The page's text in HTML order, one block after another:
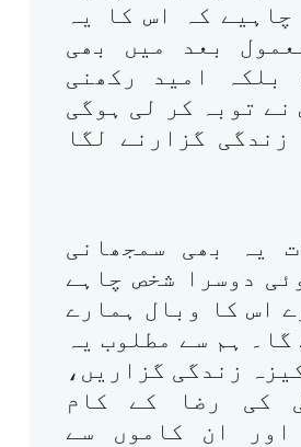
چاہیے کہ اس کا یہ
بعد میں بھی
بلکہ امید رکھنی
نے توبہ کر لی ہوگی
زندگی گزارنے لگا
یہ بھی سمجھانی
دوسرا شخص چاہے
اس کا وبال ہمارے
ہم سے مطلوب یہ
زندگی گزاریں،
کی رضا کے کام
اور ان کاموں سے